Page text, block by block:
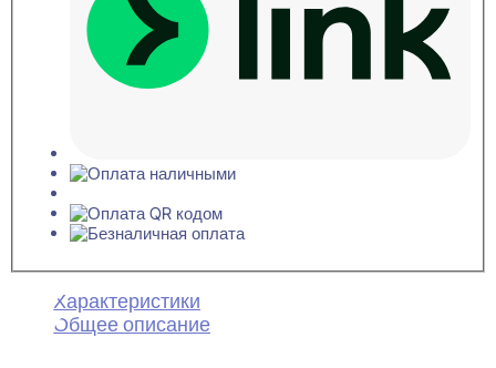
Характеристики
Общее описание